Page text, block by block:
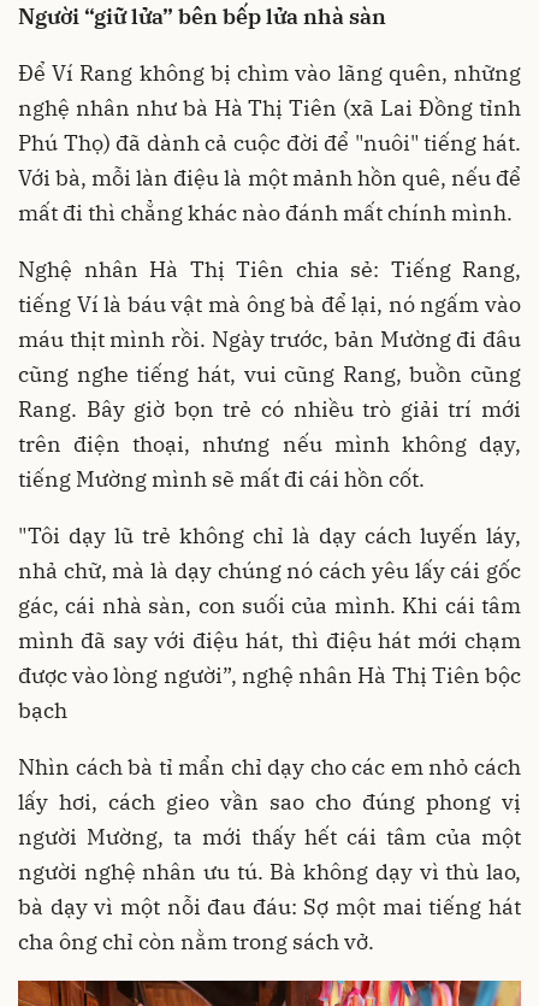
Người “giữ lửa” bên bếp lửa nhà sàn
Để Ví Rang không bị chìm vào lãng quên, những
nghệ nhân như bà Hà Thị Tiên (xã Lai Đồng tỉnh
Phú Thọ) đã dành cả cuộc đời để "nuôi" tiếng hát.
Với bà, mỗi làn điệu là một mảnh hồn quê, nếu để
mất đi thì chẳng khác nào đánh mất chính mình.
Nghệ nhân Hà Thị Tiên chia sẻ: Tiếng Rang,
tiếng Ví là báu vật mà ông bà để lại, nó ngấm vào
máu thịt mình rồi. Ngày trước, bản Mường đi đâu
cũng nghe tiếng hát, vui cũng Rang, buồn cũng
Rang. Bây giờ bọn trẻ có nhiều trò giải trí mới
trên điện thoại, nhưng nếu mình không dạy,
tiếng Mường mình sẽ mất đi cái hồn cốt.
"Tôi dạy lũ trẻ không chỉ là dạy cách luyến láy,
nhả chữ, mà là dạy chúng nó cách yêu lấy cái gốc
gác, cái nhà sàn, con suối của mình. Khi cái tâm
mình đã say với điệu hát, thì điệu hát mới chạm
được vào lòng người”, nghệ nhân Hà Thị Tiên bộc
bạch
Nhìn cách bà tỉ mẩn chỉ dạy cho các em nhỏ cách
lấy hơi, cách gieo vần sao cho đúng phong vị
người Mường, ta mới thấy hết cái tâm của một
người nghệ nhân ưu tú. Bà không dạy vì thù lao,
bà dạy vì một nỗi đau đáu: Sợ một mai tiếng hát
cha ông chỉ còn nằm trong sách vở.